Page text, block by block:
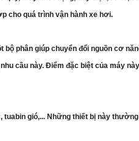
cho quá trình vận hành xe hơi.
phân giúp chuyển đổi nguồn cơ
cầu này. Điểm đặc biệt của máy
gió,... Những thiết bị này